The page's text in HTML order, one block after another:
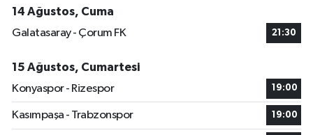
14 Ağustos, Cuma
Galatasaray - Çorum FK
21:30
15 Ağustos, Cumartesi
Konyaspor - Rizespor
19:00
Kasımpaşa - Trabzonspor 19:00